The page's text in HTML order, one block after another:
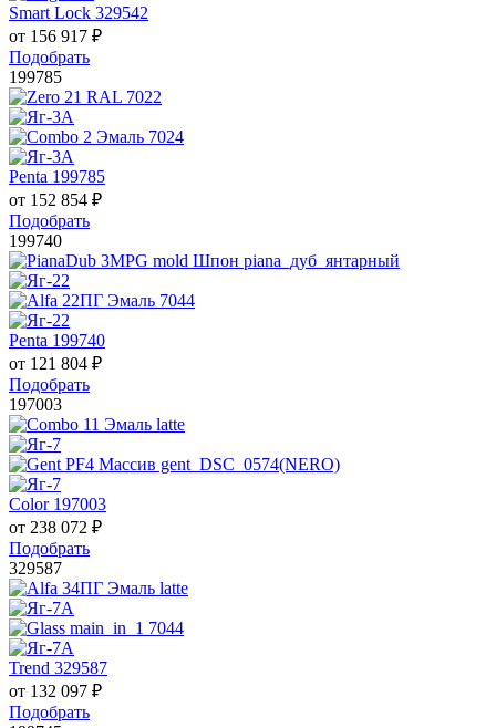
Smart Lock 329542
от 156 917 ₽
Подобрать
199785
Penta 199785
от 152 854 ₽
Подобрать
199740
Penta 199740
от 121 804 ₽
Подобрать
197003
Color 197003
от 238 072 ₽
Подобрать
329587
Trend 329587
от 132 097 ₽
Подобрать